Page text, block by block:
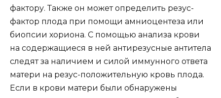
фактору. Также он может определить резус-
фактор плода при помощи амниоцентеза или
биопсии хориона. С помощью анализа крови
на содержащиеся в ней антирезусные антитела
следят за наличием и силой иммунного ответа
матери на резус-положительную кровь плода.
Если в крови матери были обнаружены